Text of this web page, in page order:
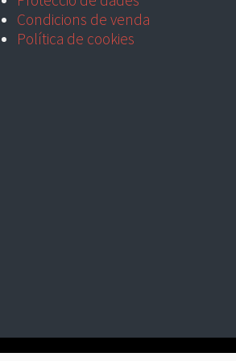
Condicions de venda
Política de cookies